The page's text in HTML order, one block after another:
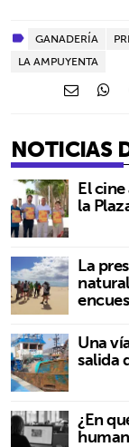
GANADERÍA
LA AMPUYENTA
NOTICIAS
El
la
La
Una
salida
¿En